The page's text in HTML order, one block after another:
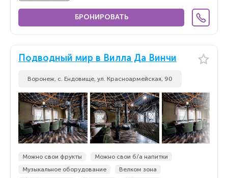
БРОНИРОВАТЬ
Подводный мир в Вилла Да Винчи
Воронеж, с. Ендовище, ул. Красноармейская, 90
Можно свои фрукты
Можно свои б/а напитки
Музыкальное оборудование
Велком зона